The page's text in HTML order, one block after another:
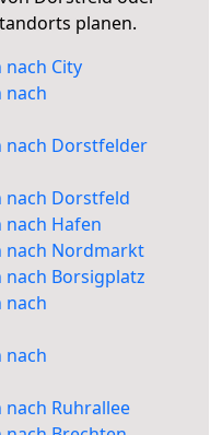
planen.
nach City
nach
nach Dorstfelder
nach Dorstfeld
nach Hafen
nach Nordmarkt
nach Borsigplatz
nach
nach
Ruhrallee